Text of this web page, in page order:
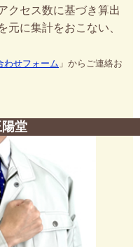
クセス数に基づき算出
元に集計をおこない、
わせフォーム 」からご連絡お
堂